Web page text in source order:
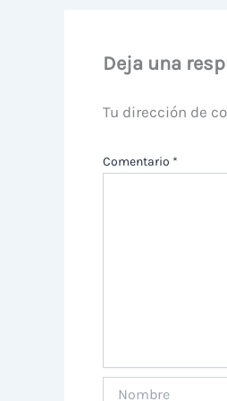
Deja una
Tu dirección de
Comentario *